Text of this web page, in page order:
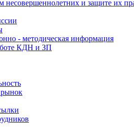
несовершеннолетних и защите их
- методическая информация
КДН и ЗП
рынок